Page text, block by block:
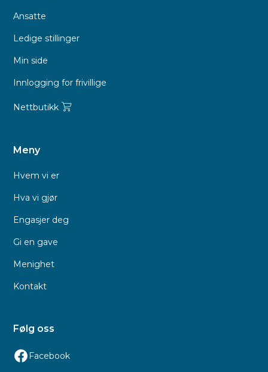
Ansatte
Ledige stillinger
Min side
Innlogging for frivillige
Nettbutikk
Meny
Hvem vi er
Hva vi gjør
Engasjer deg
Gi en gave
Menighet
Kontakt
Følg oss
Facebook